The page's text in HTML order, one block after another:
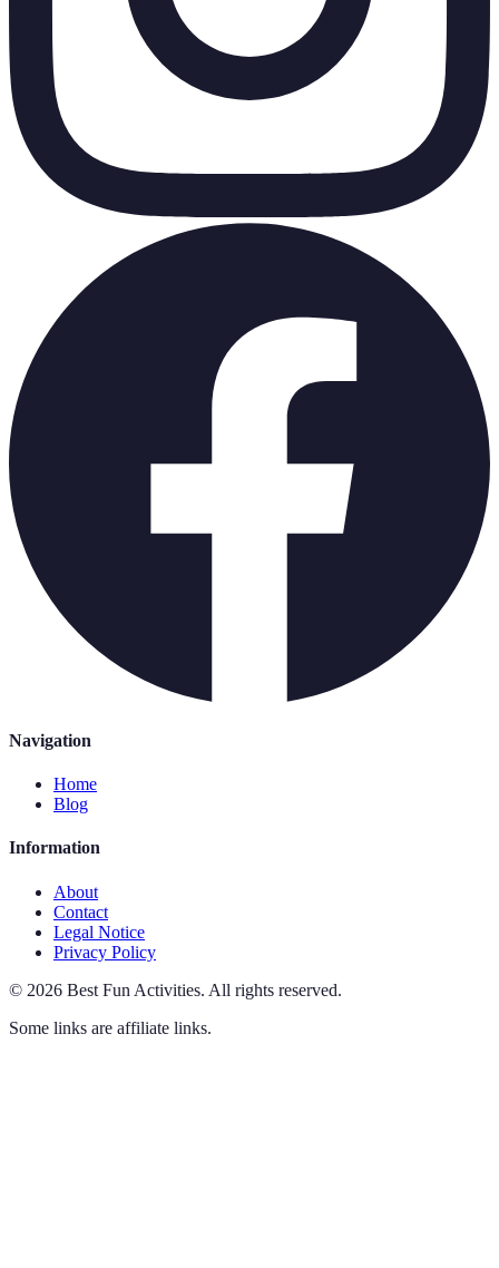
Navigation
Home
Blog
Information
About
Contact
Legal Notice
Privacy Policy
© 2026 Best Fun Activities. All rights reserved.
Some links are affiliate links.